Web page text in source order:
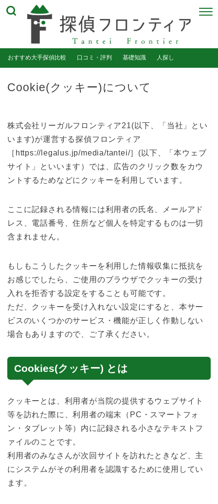
おすすめ大手探偵比較 口コミ・評判 基礎知識 人探し
Cookie(クッキー)について
株式会社リーガルフロンティア21(以下、「当社」とい
います)が運営する探偵フロンティア
［https://legalus.jp/media/tantei/］(以下、「本ウェブ
サイト」といいます）では、広告のクリック数をカウ
ントするためなどにクッキーを利用しています。
ここに記録される情報には利用者の氏名、メールアド
レス、電話番号、住所など個人を特定するものは一切
含まれません。
もしもこうしたクッキーを利用した情報収集に抵抗を
お感じでしたら、ご使用のブラウザでクッキーの受け
入れを拒否する設定をすることも可能です。
ただ、クッキーを受け入れない設定にすると、本サー
ビスのいくつかのサービス・機能が正しく作動しない
場合もありますので、ご了承ください。
Cookies(クッキー) とは
クッキーとは、利用者が当院の提供するウェブサイト
等を訪れた際に、利用者の端末（PC・スマートフォ
ン・タブレット等）内に記録される小さなテキストフ
ァイルのことです。
利用者のみなさんが次回サイトを訪れたときなど、主
にシステムがその利用者を認識するために使用してい
ます。